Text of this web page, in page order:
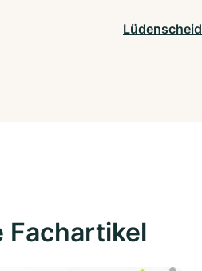
Lüdenscheid
Fachartikel